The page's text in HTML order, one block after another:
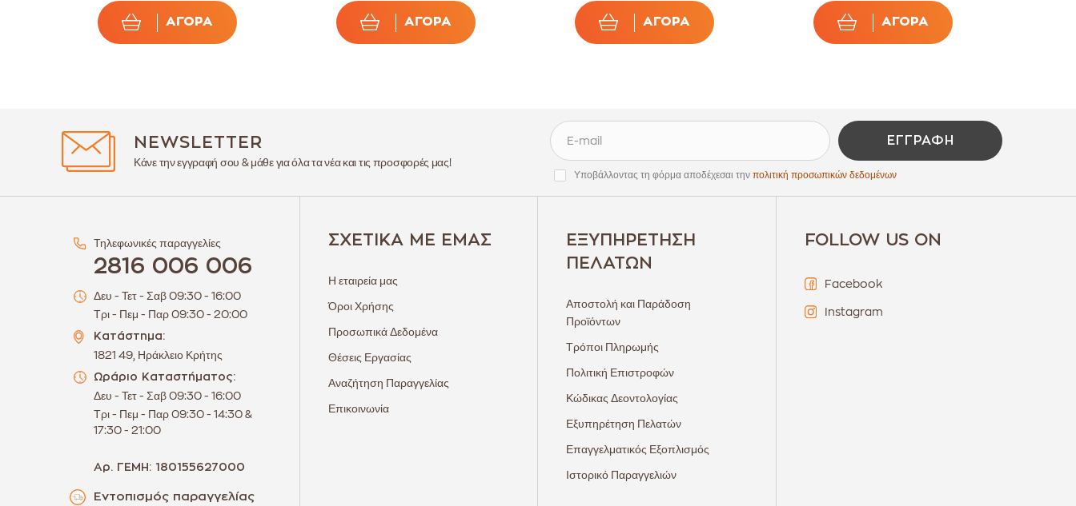
ΑΓΟΡΑ ΑΓΟΡΑ ΑΓΟΡΑ ΑΓΟΡΑ
NEWSLETTER
Κάνε την εγγραφή σου & μάθε για όλα τα νέα και τις προσφορές μας!
ΕΓΓΡΑΦΉ
Υποβάλλοντας τη φόρμα αποδέχεσαι την πολιτική προσωπικών δεδομένων
Τηλεφωνικές παραγγελίες
2816 006 006
Δευ - Τετ - Σαβ 09:30 - 16:00
Τρι - Πεμ - Παρ 09:30 - 20:00
Κατάστημα:
1821 49, Ηράκλειο Κρήτης
Ωράριο Καταστήματος:
Δευ - Τετ - Σαβ 09:30 - 16:00
Τρι - Πεμ - Παρ 09:30 - 14:30 &
17:30 - 21:00
Αρ. ΓΕΜΗ: 180155627000
Εντοπισμός παραγγελίας
ΣΧΕΤΙΚΆ ΜΕ ΕΜΆΣ
Η εταιρεία μας
Όροι Χρήσης
Προσωπικά Δεδομένα
Θέσεις Εργασίας
Αναζήτηση Παραγγελίας
Επικοινωνία
ΕΞΥΠΗΡΈΤΗΣΗ
ΠΕΛΑΤΏΝ
Αποστολή και Παράδοση
Προϊόντων
Τρόποι Πληρωμής
Πολιτική Επιστροφών
Κώδικας Δεοντολογίας
Εξυπηρέτηση Πελατών
Επαγγελματικός Εξοπλισμός
Ιστορικό Παραγγελιών
FOLLOW US ON
Facebook
Instagram